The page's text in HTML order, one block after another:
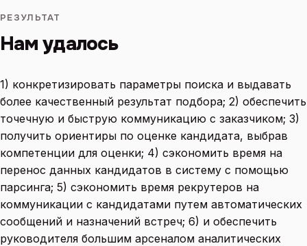
РЕЗУЛЬТАТ
Нам удалось
1) конкретизировать параметры поиска и выдавать
более качественный результат подбора; 2) обеспечить
точечную и быструю коммуникацию с заказчиком; 3)
получить ориентиры по оценке кандидата, выбрав
компетенции для оценки; 4) сэкономить время на
перенос данных кандидатов в систему с помощью
парсинга; 5) сэкономить время рекрутеров на
коммуникации с кандидатами путем автоматических
сообщений и назначений встреч; 6) и обеспечить
руководителя большим арсеналом аналитических